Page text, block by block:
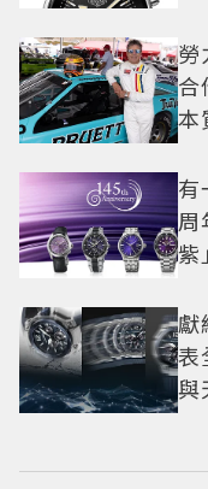
勞
合
本
有
周
紫
獻
表
與